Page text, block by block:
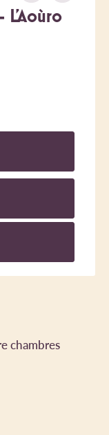
chambres
L'Aoùro